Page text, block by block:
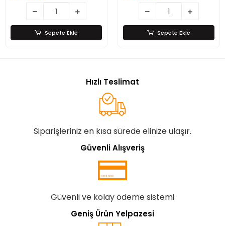
Sepete Ekle Sepete Ekle
Hızlı Teslimat
Siparişleriniz en kısa sürede elinize ulaşır.
Güvenli Alışveriş
Güvenli ve kolay ödeme sistemi
Geniş Ürün Yelpazesi